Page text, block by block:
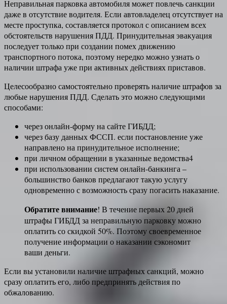
Неправильная парковка автомобиля может повлечь санкции
даже в отсутствие водителя. Если автовладелец отсутствует на
месте проступка, составляется протокол с описанием всех
обстоятельств нарушения ПДД. Принудительная эвакуация
последует только при создании помех движению
транспортного потока, поэтому нередко можно узнать о
наличии штрафа уже при активных действиях приставов.
Целесообразно самостоятельно проверять наличие штрафов за
любые нарушения ПДД. Сделать это можно следующими
способами:
через онлайн-форму на сайте ГИБДД;
через базу данных ФССП. если постановление уже
направлено на принудительное исполнение;
при личном обращении в указанные ведомства4
при использовании систем онлайн-банкинга –
большинство банков предлагают такую услугу
одновременно с возможность сразу погасить наказание.
Обратите внимание! В течение первых 20 дней
штрафы ГИБДД за неправильную парковку можно
оплатить со скидкой 50%. Поэтому своевременное
получение информации о наказании сэкономит
ваши деньги.
Если вы установили наличие штрафных санкций, можно
сразу оплатить его, либо предпринять действия по
обжалованию.